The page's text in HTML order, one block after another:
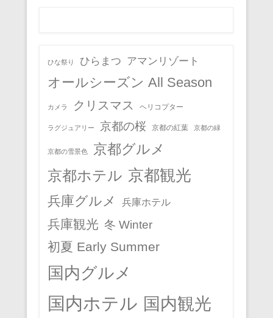
ひな祭り ひらまつ アマンリゾート
オールシーズン All Season
カメラ クリスマス ヘリコプター
ラグジュアリー 京都の桜 京都の紅葉 京都の緑
京都の雪景色 京都グルメ
京都ホテル 京都観光
兵庫グルメ 兵庫ホテル
兵庫観光 冬 Winter
初夏 Early Summer
国内グルメ
国内ホテル 国内観光